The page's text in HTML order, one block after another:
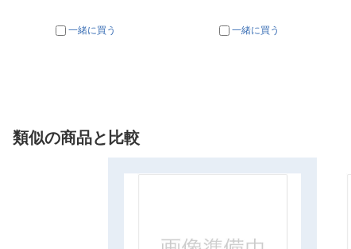
一緒に買う 一緒に買う
類似の商品と比較